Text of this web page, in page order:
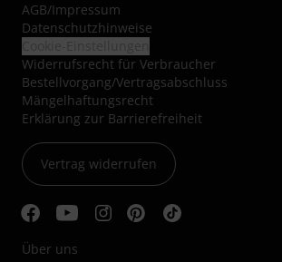
AGB/Impressum
Datenschutzhinweise
Widerrufsrecht für Verbraucher
Bestellvorgang/Vertragsabschluss
Mängelhaftungsrecht
Erklärung zur Barrierefreiheit
Vertrag widerrufen
Über uns